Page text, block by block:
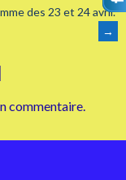
des 23 et 24 avril.
→
commentaire.